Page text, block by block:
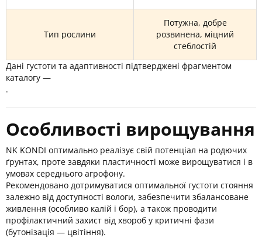
Тип рослини
Потужна, добре
розвинена, міцний
стеблостій
Дані густоти та адаптивності підтверджені фрагментом
каталогу —
.
Особливості вирощування
NK KONDI оптимально реалізує свій потенціал на родючих
ґрунтах, проте завдяки пластичності може вирощуватися і в
умовах середнього агрофону.
Рекомендовано дотримуватися оптимальної густоти стояння
залежно від доступності вологи, забезпечити збалансоване
живлення (особливо калій і бор), а також проводити
профілактичний захист від хвороб у критичні фази
(бутонізація — цвітіння).